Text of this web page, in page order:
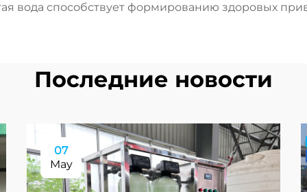
вода способствует формированию здоровых
Последние новости
07
May